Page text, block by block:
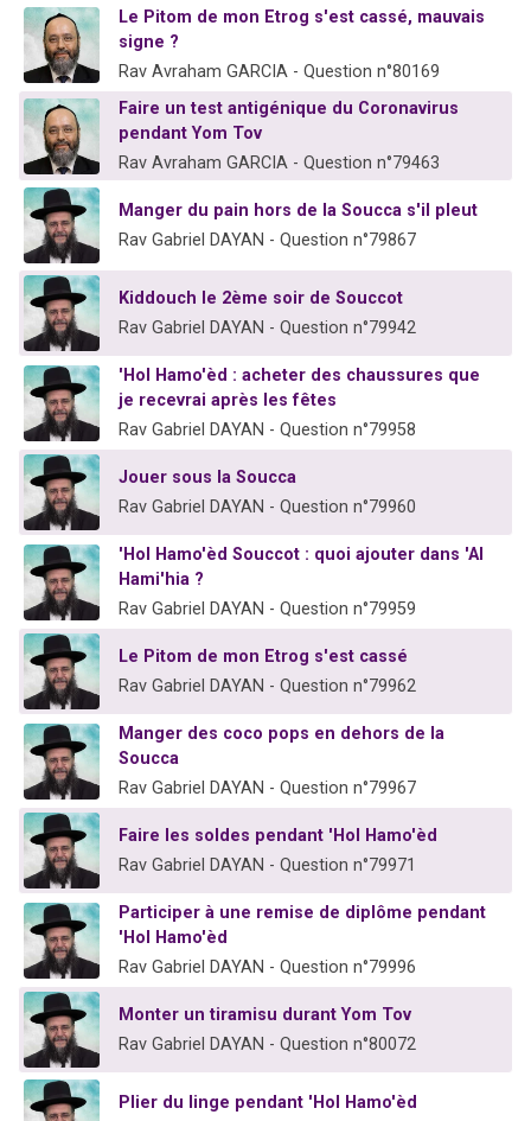
13 personnes viennent de demander une bénédiction
Il reste 49 places pour étudier en groupe sur Zoom
12 nouvelles musiques dans Torah-Box Music
Le Pitom de mon Etrog s'est cassé, mauvais
signe ?
Rav Avraham GARCIA - Question n°80169
Faire un test antigénique du Coronavirus
pendant Yom Tov
Rav Avraham GARCIA - Question n°79463
Manger du pain hors de la Soucca s'il pleut
Rav Gabriel DAYAN - Question n°79867
Kiddouch le 2ème soir de Souccot
Rav Gabriel DAYAN - Question n°79942
'Hol Hamo'èd : acheter des chaussures que
je recevrai après les fêtes
Rav Gabriel DAYAN - Question n°79958
Jouer sous la Soucca
Rav Gabriel DAYAN - Question n°79960
'Hol Hamo'èd Souccot : quoi ajouter dans 'Al
Hami'hia ?
Rav Gabriel DAYAN - Question n°79959
Le Pitom de mon Etrog s'est cassé
Rav Gabriel DAYAN - Question n°79962
Manger des coco pops en dehors de la
Soucca
Rav Gabriel DAYAN - Question n°79967
Faire les soldes pendant 'Hol Hamo'èd
Rav Gabriel DAYAN - Question n°79971
Participer à une remise de diplôme pendant
'Hol Hamo'èd
Rav Gabriel DAYAN - Question n°79996
Monter un tiramisu durant Yom Tov
Rav Gabriel DAYAN - Question n°80072
Plier du linge pendant 'Hol Hamo'èd